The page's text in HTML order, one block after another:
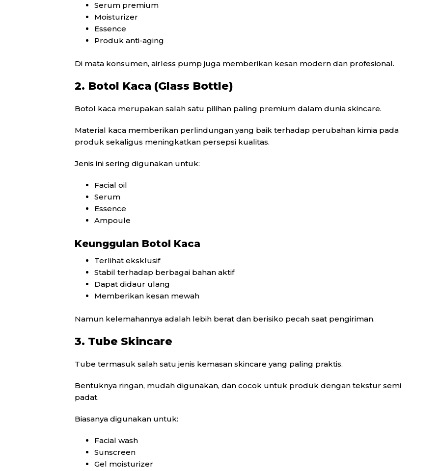
Serum premium
Moisturizer
Essence
Produk anti-aging
Di mata konsumen, airless pump juga memberikan kesan modern dan profesional.
2. Botol Kaca (Glass Bottle)
Botol kaca merupakan salah satu pilihan paling premium dalam dunia skincare.
Material kaca memberikan perlindungan yang baik terhadap perubahan kimia pada
produk sekaligus meningkatkan persepsi kualitas.
Jenis ini sering digunakan untuk:
Facial oil
Serum
Essence
Ampoule
Keunggulan Botol Kaca
Terlihat eksklusif
Stabil terhadap berbagai bahan aktif
Dapat didaur ulang
Memberikan kesan mewah
Namun kelemahannya adalah lebih berat dan berisiko pecah saat pengiriman.
3. Tube Skincare
Tube termasuk salah satu jenis kemasan skincare yang paling praktis.
Bentuknya ringan, mudah digunakan, dan cocok untuk produk dengan tekstur semi
padat.
Biasanya digunakan untuk:
Facial wash
Sunscreen
Gel moisturizer